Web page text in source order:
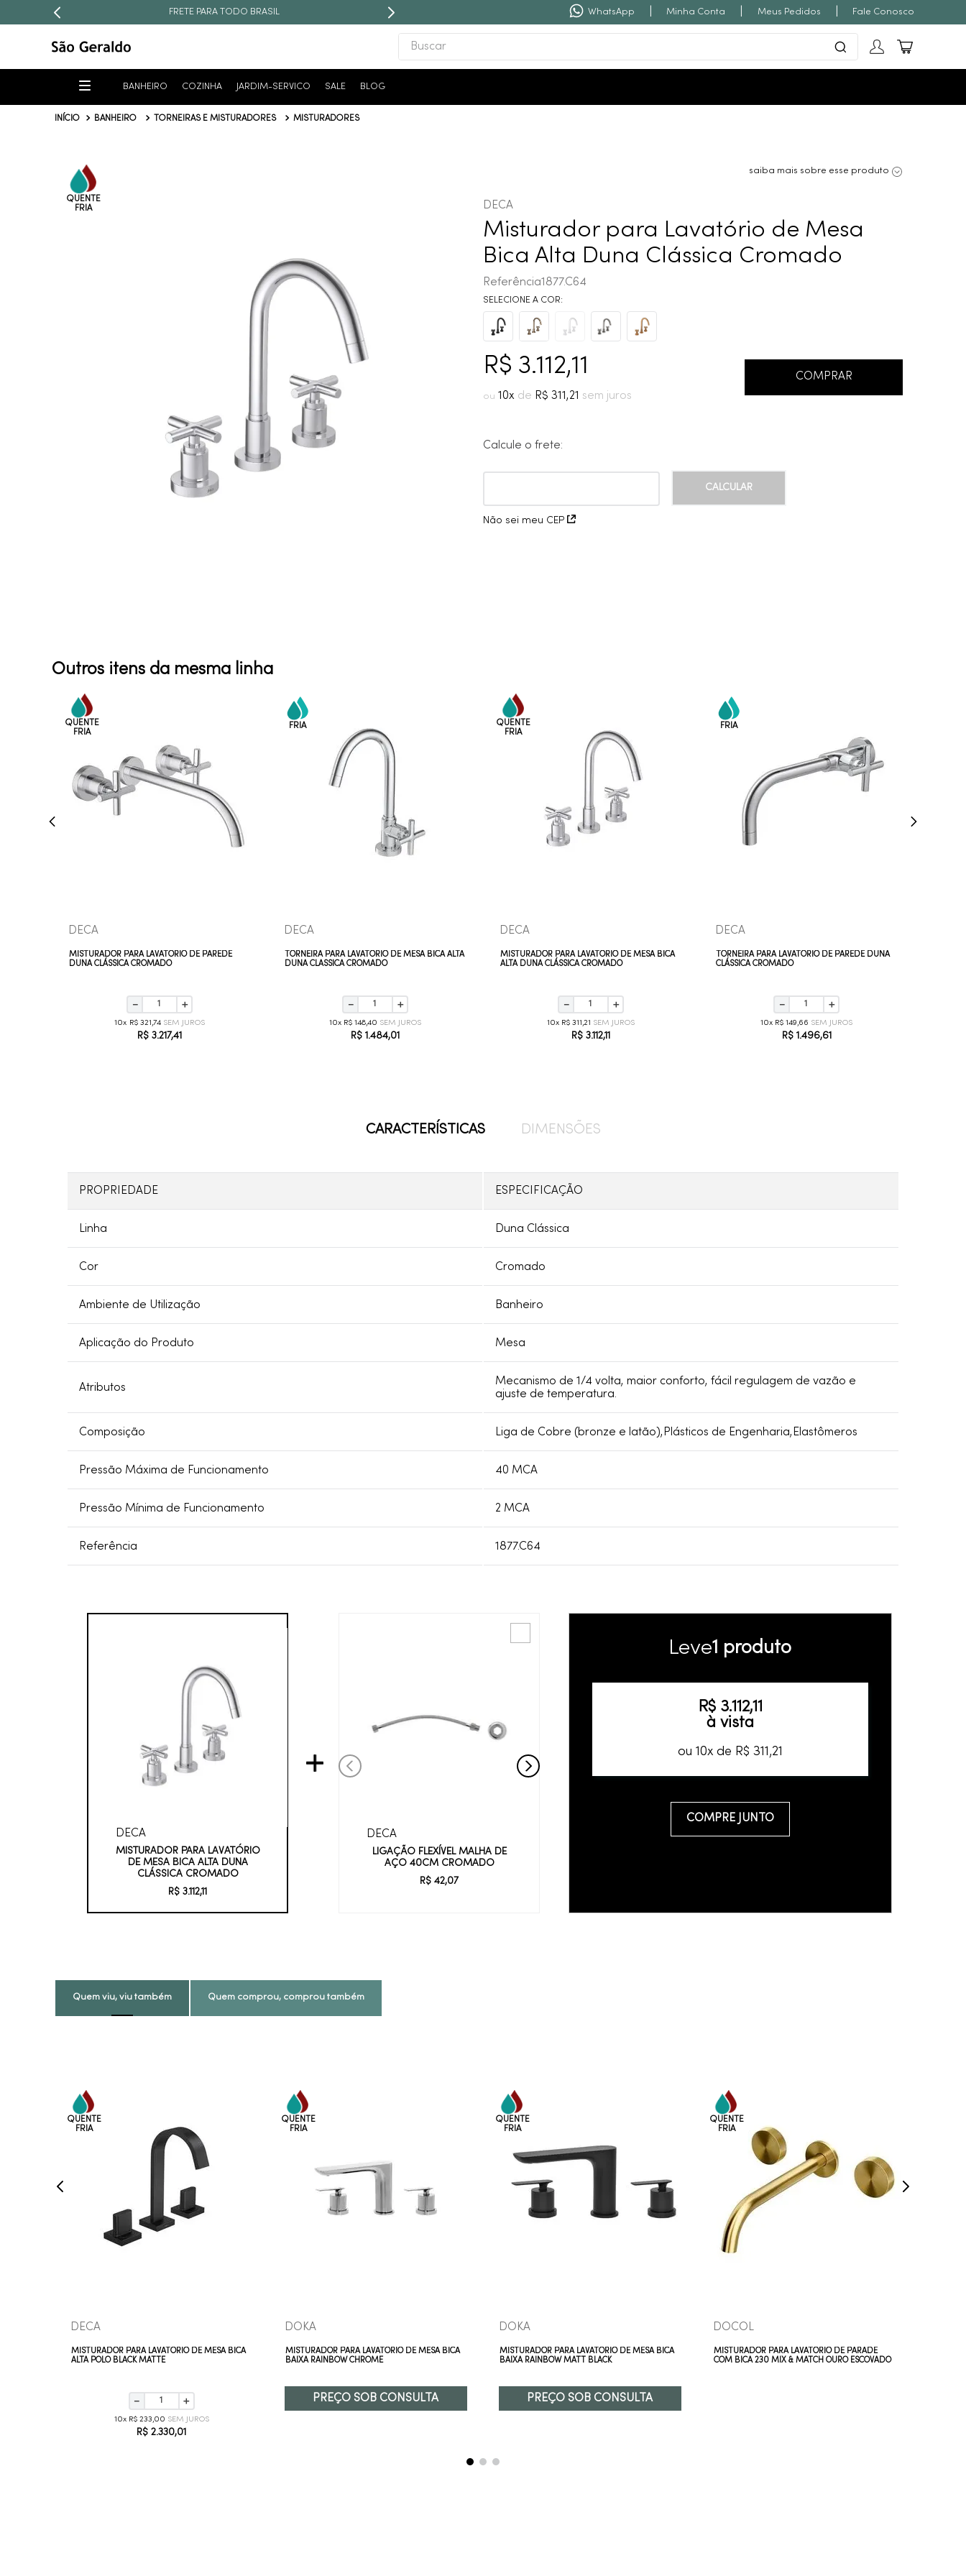
FRETE PARA TODO BRASIL WhatsApp Minha Conta Meus Pedidos Fale Conosco
Buscar
BANHEIRO COZINHA JARDIM-SERVICO SALE BLOG
BANHEIRO TORNEIRAS E MISTURADORES MISTURADORES
saiba mais sobre esse produto
DECA
Misturador para Lavatório de Mesa
Bica Alta Duna Clássica Cromado
Referência1877.C64
R$ 3.112,11
10 R$ 311,21
COMPRAR
Calcule o frete:
Não sei meu CEP
Outros itens da mesma linha
COMPRAR AGORA
DECA
MISTURADOR PARA LAVATÓRIO DE PAREDE
DUNA CLÁSSICA CROMADO
＋
－
10 R$ 321 ,74
R$ 3.217,41
VEJA MAIS
DECA
TORNEIRA PARA LAVATÓRIO DE MESA BICA ALTA
DUNA CLASSICA CROMADO
＋
－
10 R$ 148,40
R$ 1 .484,01
COMPRAR AGORA
DECA
MISTURADOR PARA LAVATÓRIO DE MESA BICA
ALTA DUNA CLÁSSICA CROMADO
＋
－
10 R$ 311 ,21
R$ 3.112,11
DECA
TORNEIRA PARA LAVATÓRIO DE PAREDE DUNA
CLÁSSICA CROMADO
＋
－
10 R$ 149,66
R$ 1 .496,61
CARACTERÍSTICAS DIMENSÕES
PROPRIEDADE ESPECIFICAÇÃO
Linha Duna Clássica
Cor Cromado
Ambiente de Utilização Banheiro
Aplicação do Produto Mesa
Atributos
Mecanismo de 1/4 volta, maior conforto, fácil regulagem de vazão e
ajuste de temperatura.
Composição Liga de Cobre (bronze e latão),Plásticos de Engenharia,Elastômeros
Pressão Máxima de Funcionamento 40 MCA
Pressão Mínima de Funcionamento 2 MCA
Referência 1877.C64
DECA
MISTURADOR PARA LAVATÓRIO
DE MESA BICA ALTA DUNA
CLÁSSICA CROMADO
R$ 3.112,11
DECA
LIGAÇÃO FLEXÍVEL MALHA DE
AÇO 40CM CROMADO
R$ 42,07
Leve1 produto
R$ 3.112,11
à vista
ou 10x de R$ 311 ,21
COMPRE JUNTO
Quem viu, viu também Quem comprou, comprou também
COMPRAR AGORA
VEJA MAIS
DECA
MISTURADOR PARA LAVATÓRIO DE MESA BICA
ALTA POLO BLACK MATTE
＋
－
10 R$ 233,00
R$ 2.330,01
DOKA
MISTURADOR PARA LAVATÓRIO DE MESA BICA
BAIXA RAINBOW CHROME
PREÇO SOB CONSULTA
DOKA
MISTURADOR PARA LAVATÓRIO DE MESA BICA
BAIXA RAINBOW MATT BLACK
PREÇO SOB CONSULTA
INDISPONÍVEL
DOCOL
MISTURADOR PARA LAVATÓRIO DE PARADE
COM BICA 230 MIX & MATCH OURO ESCOVADO
cobre escovado
grafite escovado